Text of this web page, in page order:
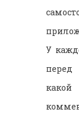
У
перед